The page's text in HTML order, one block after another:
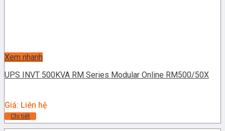
Xem nhanh
UPS INVT 500KVA RM Series Modular Online RM500/50X
Giá: Liên hệ
Chi tiết